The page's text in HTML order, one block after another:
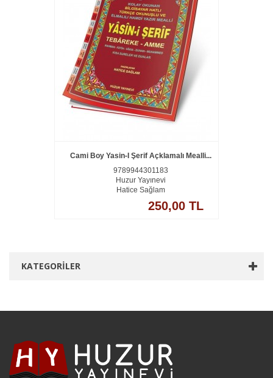
Cami Boy Yasin-I Şerif Açklamalı Mealli...
9789944301183
Huzur Yayınevi
Hatice Sağlam
250,00 TL
KATEGORILER